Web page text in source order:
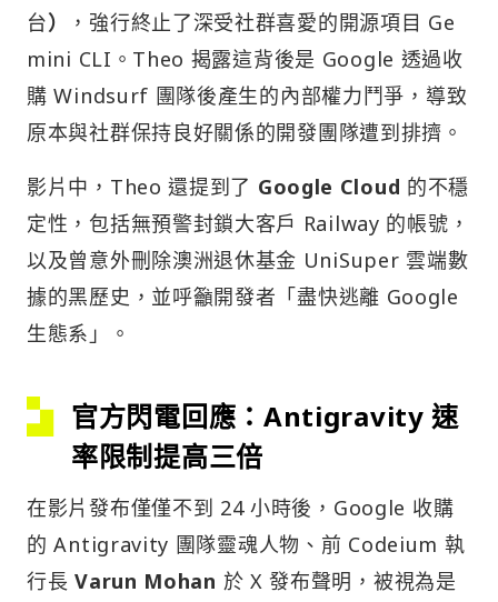
台）
，強行終止了深受社群喜愛的開源項目 Ge
mini CLI。Theo 揭露這背後是 Google 透過收
購 Windsurf 團隊後產生的內部權力鬥爭，導致
原本與社群保持良好關係的開發團隊遭到排擠。
影片中，Theo 還提到了 Google Cloud 的不穩
定性，包括無預警封鎖大客戶 Railway 的帳號，
以及曾意外刪除澳洲退休基金 UniSuper 雲端數
據的黑歷史，並呼籲開發者「盡快逃離 Google
生態系」。
官方閃電回應：Antigravity 速
率限制提高三倍
在影片發布僅僅不到 24 小時後，Google 收購
的 Antigravity 團隊靈魂人物、前 Codeium 執
行長Varun Mohan 於 X 發布聲明，被視為是